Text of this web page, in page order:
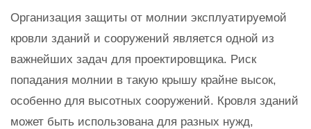
Организация защиты от молнии эксплуатируемой
кровли зданий и сооружений является одной из
важнейших задач для проектировщика. Риск
попадания молнии в такую крышу крайне высок,
особенно для высотных сооружений. Кровля зданий
может быть использована для разных нужд,